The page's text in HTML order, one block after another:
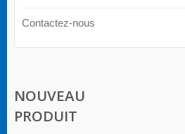
Contactez-nous
NOUVEAU
PRODUIT